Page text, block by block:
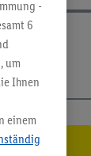
-
6
um
Ihnen
einem